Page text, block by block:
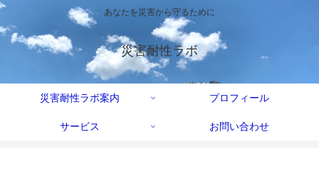
あなたを災害から守るために
災害耐性ラボ
災害耐性ラボ案内 プロフィール
サービス お問い合わせ